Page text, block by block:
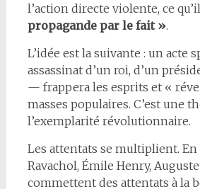
l’action directe violente, ce
propagande par le fait ».
L’idée est la suivante : un acte
assassinat d’un roi, d’un
— frappera les esprits et «
masses populaires. C’est une
l’exemplarité révolutionnaire.
Les attentats se multiplient. En
Ravachol, Émile Henry,
commettent des attentats à la